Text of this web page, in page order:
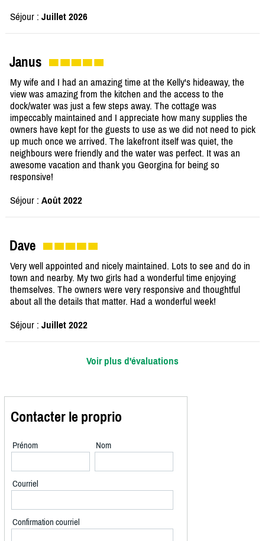
Séjour : Juillet 2026
Janus
My wife and I had an amazing time at the Kelly's hideaway, the
view was amazing from the kitchen and the access to the
dock/water was just a few steps away. The cottage was
impeccably maintained and I appreciate how many supplies the
owners have kept for the guests to use as we did not need to pick
up much once we arrived. The lakefront itself was quiet, the
neighbours were friendly and the water was perfect. It was an
awesome vacation and thank you Georgina for being so
responsive!
Séjour : Août 2022
Dave
Very well appointed and nicely maintained. Lots to see and do in
town and nearby. My two girls had a wonderful time enjoying
themselves. The owners were very responsive and thoughtful
about all the details that matter. Had a wonderful week!
Séjour : Juillet 2022
Voir plus d'évaluations
Contacter le proprio
Prénom Nom
Courriel
Confirmation courriel